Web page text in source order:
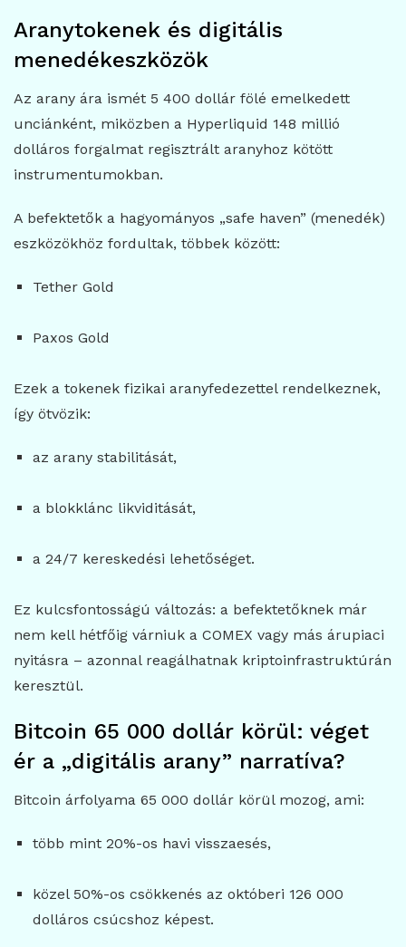
Aranytokenek és digitális
menedékeszközök
Az arany ára ismét 5 400 dollár fölé emelkedett
unciánként, miközben a Hyperliquid 148 millió
dolláros forgalmat regisztrált aranyhoz kötött
instrumentumokban.
A befektetők a hagyományos „safe haven” (menedék)
eszközökhöz fordultak, többek között:
Tether Gold
Paxos Gold
Ezek a tokenek fizikai aranyfedezettel rendelkeznek,
így ötvözik:
az arany stabilitását,
a blokklánc likviditását,
a 24/7 kereskedési lehetőséget.
Ez kulcsfontosságú változás: a befektetőknek már
nem kell hétfőig várniuk a COMEX vagy más árupiaci
nyitásra – azonnal reagálhatnak kriptoinfrastruktúrán
keresztül.
Bitcoin 65 000 dollár körül: véget
ér a „digitális arany” narratíva?
Bitcoin árfolyama 65 000 dollár körül mozog, ami:
több mint 20%-os havi visszaesés,
közel 50%-os csökkenés az októberi 126 000
dolláros csúcshoz képest.